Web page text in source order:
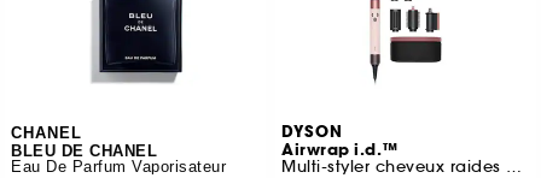
CHANEL
BLEU DE CHANEL
Eau De Parfum Vaporisateur
DYSON
Airwrap i.d.™
Multi-styler cheveux raides à ondulés